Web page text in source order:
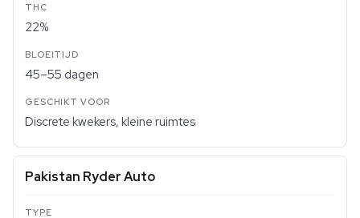
22%
45–55 dagen
Discrete kwekers, kleine ruimtes
Pakistan Ryder Auto